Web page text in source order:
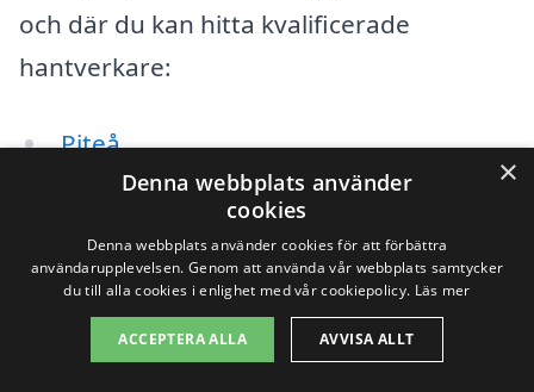
och där du kan hitta kvalificerade
hantverkare:
Piteå
Älvsbyn
Luleå
Haparanda
×
Denna webbplats använder
cookies
Denna webbplats använder cookies för att förbättra
användarupplevelsen. Genom att använda vår webbplats samtycker
du till alla cookies i enlighet med vår cookiepolicy. Läs mer
ACCEPTERA ALLA AVVISA ALLT